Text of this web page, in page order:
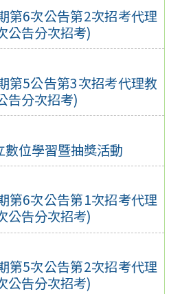
第6次公告第2次招考代理
公告分次招考)
第5公告第3次招考代理教
告分次招考)
位學習暨抽獎活動
第6次公告第1次招考代理
公告分次招考)
第5次公告第2次招考代理
公告分次招考)